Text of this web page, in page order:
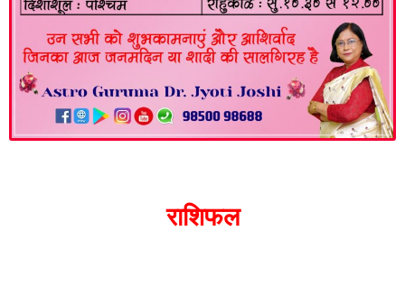
राशिफल